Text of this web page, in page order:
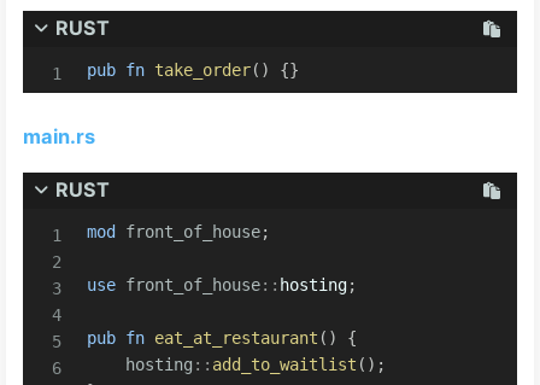
RUST
pub fn take_order( ) {}
main.rs
RUST
mod front_of_house;
use front_of_house:: hosting;
pub fn eat_at_restaurant ( )
{
hosting :: add_to_waitlist ( ) ;